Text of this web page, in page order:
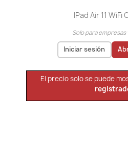
IPad Air 11 WiFi
Solo para
Iniciar sesión
El precio solo se puede